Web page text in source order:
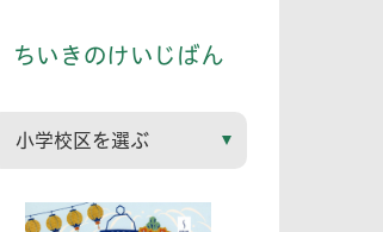
ちいきのけいじばん